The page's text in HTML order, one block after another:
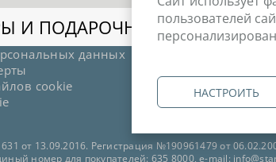
И ПОДАРОЧНЫЕ КАРТЫ
данных
cookie
от 13.09.2016. Регистрация №190961479 от
номер для покупателей: 635 8000, e-mail:
пользователей
НАСТРОИТЬ